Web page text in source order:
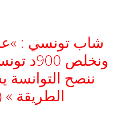
شاب تونسي :
ونخلص
ننصح التوانسة
الطريقة »